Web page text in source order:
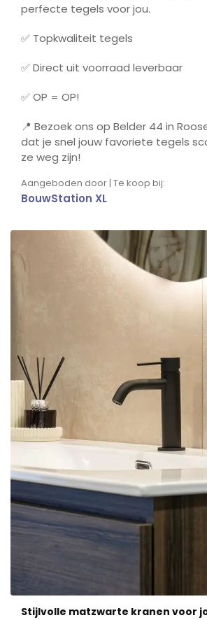
perfecte tegels voor jou.
✅ Topkwaliteit tegels
✅ Direct uit voorraad leverbaar
✅ OP = OP!
📍 Bezoek ons op Belder 44 in
dat je snel jouw favoriete tegels
ze weg zijn!
Aangeboden door | Te koop bij:
BouwStation XL
Stijlvolle matzwarte kranen voor